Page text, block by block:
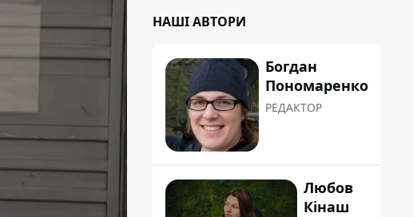
НАШІ АВТОРИ
Богдан
Пономаренко
РЕДАКТОР
Любов
Кінаш